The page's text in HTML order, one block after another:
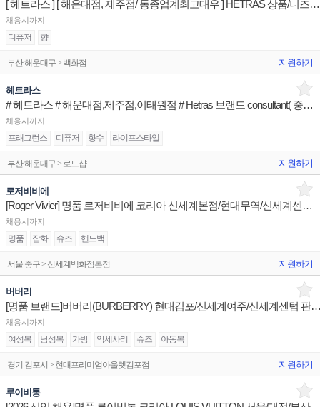
[ 헤트라스 ] [ 해운대점, 제주점/ 동종업계최고대우 ] HETRAS 상품/니즈추천 판매전문직원
채용시까지
디퓨저 향
부산 해운대구 > 백화점 지원하기
헤트라스
# 헤트라스 # 해운대점,제주점,이태원점 # Hetras 브랜드 consultant( 중국어 )
채용시까지
프래그런스 디퓨저 향수 라이프스타일
부산 해운대구 > 로드샵 지원하기
로저비비에
[Roger Vivier] 명품 로저비비에 코리아 신세계본점/현대무역/신세계센텀 판매사원 채용
채용시까지
명품 잡화 슈즈 핸드백
서울 중구 > 신세계백화점본점 지원하기
버버리
[명품 브랜드]버버리(BURBERRY) 현대김포/신세계여주/
채용시까지
여성복 남성복 가방 악세사리 슈즈 아동복
경기 김포시 > 현대프리미엄아울렛김포점 지원하기
루이비통